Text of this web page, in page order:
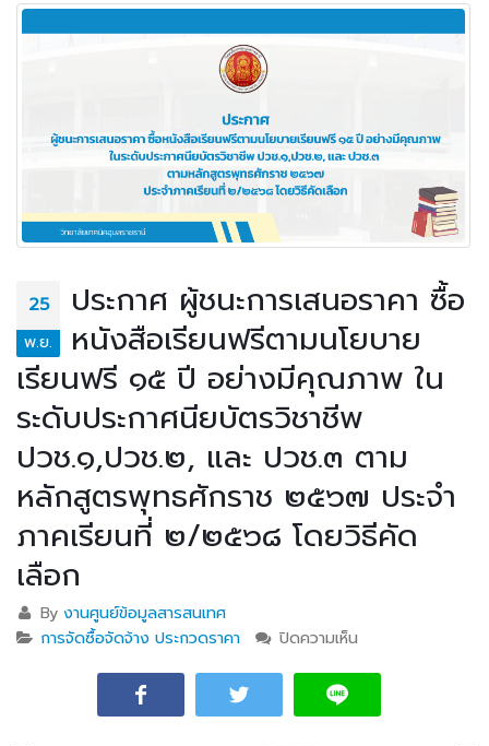
25
พ.ย.
ประกาศ ผู้ชนะการเสนอราคา ซื้อ
หนังสือเรียนฟรีตามนโยบาย
เรียนฟรี ๑๕ ปี อย่างมีคุณภาพ ใน
ระดับประกาศนียบัตรวิชาชีพ
ปวช.๑,ปวช.๒, และ ปวช.๓ ตาม
หลักสูตรพุทธศักราช ๒๕๖๗ ประจำ
ภาคเรียนที่ ๒/๒๕๖๘ โดยวิธีคัด
เลือก
Byงานศูนย์ข้อมูลสารสนเทศ
การจัดซื้อจัดจ้าง ประกวดราคา
ปิดความเห็น
นโยบายเรียนฟรี ๑๕